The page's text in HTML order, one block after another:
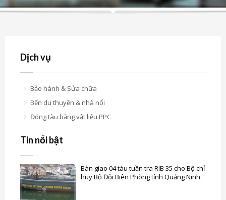
Dịch vụ
Bảo hành & Sửa chữa
Bến du thuyền & nhà nổi
Đóng tàu bằng vật liệu PPC
Tin nổi bật
Bàn giao 04 tàu tuần tra RIB 35 cho Bộ chỉ
huy Bộ Đội Biên Phòng tỉnh Quảng Ninh.